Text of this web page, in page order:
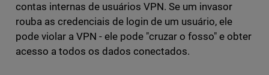
contas internas de usuários VPN. Se um invasor
rouba as credenciais de login de um usuário, ele
pode violar a VPN - ele pode "cruzar o fosso" e obter
acesso a todos os dados conectados.